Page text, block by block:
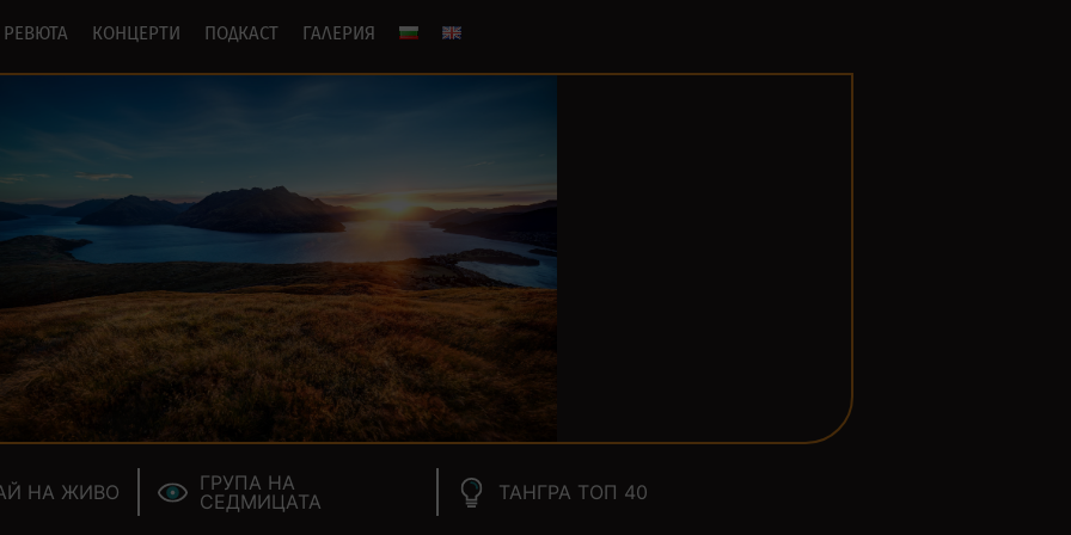
РЕВЮТА КОНЦЕРТИ ПОДКАСТ ГАЛЕРИЯ
НА ЖИВО
ГРУПА НА
СЕДМИЦАТА
ТАНГРА ТОП 40